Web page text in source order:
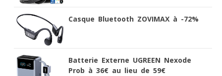
Casque Bluetooth ZOVIMAX à -72%
Batterie Externe UGREEN Nexode
Prob à 36€ au lieu de 59€